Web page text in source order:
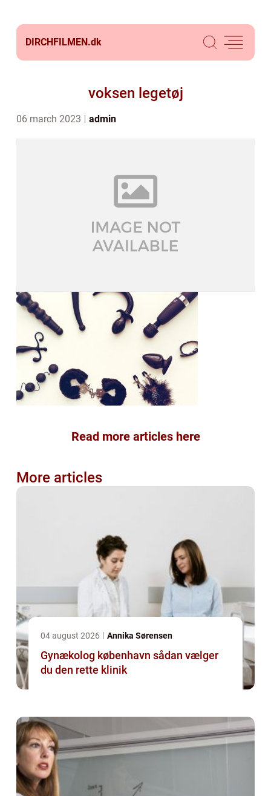
DIRCHFILMEN.dk
voksen legetøj
06 march 2023 admin
Read more articles here
More articles
04 august 2026 Annika Sørensen
Gynækolog københavn sådan vælger
du den rette klinik